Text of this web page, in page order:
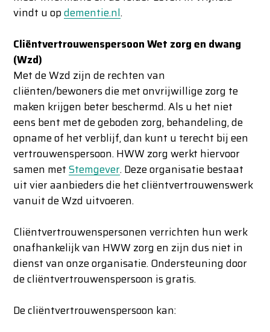
vindt u opdementie.nl.
Cliëntvertrouwenspersoon Wet zorg en dwang
(Wzd)
Met de Wzd zijn de rechten van
cliënten/bewoners die met onvrijwillige zorg te
maken krijgen beter beschermd. Als u het niet
eens bent met de geboden zorg, behandeling, de
opname of het verblijf, dan kunt u terecht bij een
vertrouwenspersoon. HWW zorg werkt hiervoor
samen metStemgever. Deze organisatie bestaat
uit vier aanbieders die het cliëntvertrouwenswerk
vanuit de Wzd uitvoeren.
Cliëntvertrouwenspersonen verrichten hun werk
onafhankelijk van HWW zorg en zijn dus niet in
dienst van onze organisatie. Ondersteuning door
de cliëntvertrouwenspersoon is gratis.
De cliëntvertrouwenspersoon kan: